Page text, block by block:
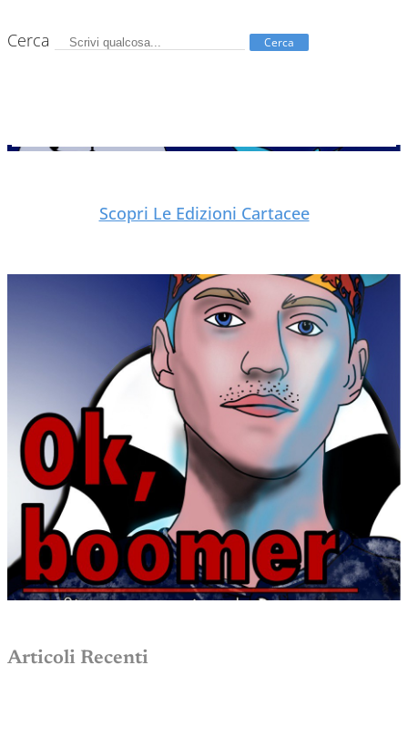
Cerca Cerca
Scopri Le Edizioni Cartacee
Articoli Recenti